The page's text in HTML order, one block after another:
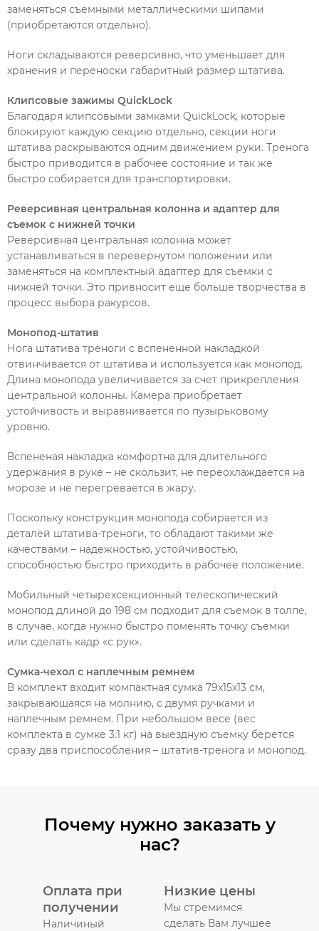
заменяться съемными металлическими шипами
(приобретаются отдельно).
Ноги складываются реверсивно, что уменьшает для
хранения и переноски габаритный размер штатива.
Клипсовые зажимы QuickLock
Благодаря клипсовыми замками QuickLock, которые
блокируют каждую секцию отдельно, секции ноги
штатива раскрываются одним движением руки. Тренога
быстро приводится в рабочее состояние и так же
быстро собирается для транспортировки.
Реверсивная центральная колонна и адаптер для
съемок с нижней точки
Реверсивная центральная колонна может
устанавливаться в перевернутом положении или
заменяться на комплектный адаптер для съемки с
нижней точки. Это привносит еще больше творчества в
процесс выбора ракурсов.
Монопод-штатив
Нога штатива треноги с вспененной накладкой
отвинчивается от штатива и используется как монопод.
Длина монопода увеличивается за счет прикрепления
центральной колонны. Камера приобретает
устойчивость и выравнивается по пузырьковому
уровню.
Вспененая накладка комфортна для длительного
удержания в руке – не скользит, не переохлаждается на
морозе и не перегревается в жару.
Поскольку конструкция монопода собирается из
деталей штатива-треноги, то обладают такими же
качествами – надежностью, устойчивостью,
способностью быстро приходить в рабочее положение.
Мобильный четырехсекционный телескопический
монопод длиной до 198 см подходит для съемок в толпе,
в случае, когда нужно быстро поменять точку съемки
или сделать кадр «с рук».
Сумка-чехол с наплечным ремнем
В комплект входит компактная сумка 79х15х13 см,
закрывающаяся на молнию, с двумя ручками и
наплечным ремнем. При небольшом весе (вес
комплекта в сумке 3.1 кг) на выездную съемку берется
сразу два приспособления – штатив-тренога и монопод.
Почему нужно заказать у
нас?
Оплата при
получении
Наличиный
Низкие цены
Мы стремимся
сделать Вам лучшее